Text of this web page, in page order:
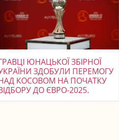
ЮНАЦЬКОЇ ЗБІРНОЇ
ЗДОБУЛИ ПЕРЕМОГУ
КОСОВОМ НА ПОЧАТКУ
ДО ЄВРО-2025.